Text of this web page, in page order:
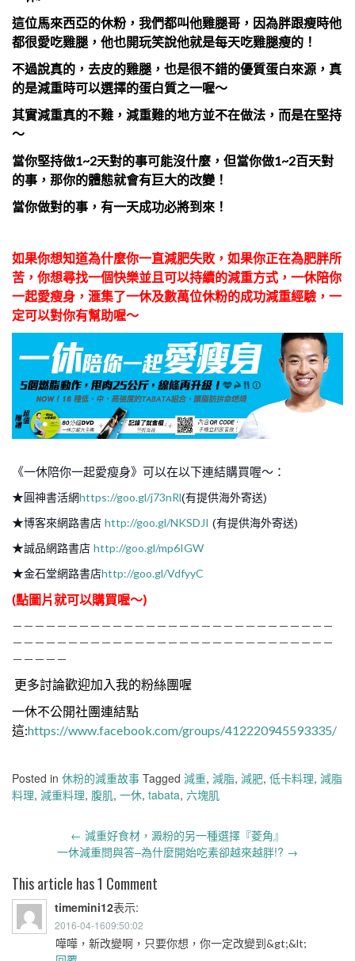
這位馬來西亞的休粉，我們都叫他雞腿哥，因為胖跟瘦時他
都很愛吃雞腿，他也開玩笑說他就是每天吃雞腿瘦的！
不過說真的，去皮的雞腿，也是很不錯的優質蛋白來源，真
的是減重時可以選擇的蛋白質之一喔～
其實減重真的不難，減重難的地方並不在做法，而是在堅持
～
當你堅持做1~2天對的事可能沒什麼，但當你做1~2百天對
的事，那你的體態就會有巨大的改變！
當你做對的事，有一天成功必將到來！
如果你想知道為什麼你一直減肥失敗， 如果你正在為肥胖所
苦，你想尋找一個快樂並且可以持續的減重方式，一休陪你
一起愛瘦身，滙集了一休及數萬位休粉的成功減重經驗，一
定可以對你有幫助喔～
《一休陪你一起愛瘦身》可以在以下連結購買喔～：
★ 圓神書活網https://goo.gl/j73nRl(有提供海外寄送)
★博客來網路書店 http://goo.gl/NKSDJI (有提供海外寄送)
★誠品網路書店 http://goo.gl/mp6IGW
★金石堂網路書店http://goo.gl/VdfyyC
(點圖片就可以購買喔～)
－－－－－－－－－－－－－－－－－－－－－－－－－－－－－
－－－－－－－－－－－－－－－－－－－－－－－－－－－－－
－－－－－
更多討論歡迎加入我的粉絲團喔
一休不公開社團連結點
這:https://www.facebook.com/groups/412220945593335/
Posted in 休粉的減重故事 Tagged 減重, 減脂, 減肥, 低卡料理, 減脂
料理, 減重料理, 腹肌, 一休, tabata, 六塊肌
navigation
← 減重好食材，澱粉的另一種選擇『菱角』
一休減重問與答–為什麼開始吃素卻越來越胖!? →
This article has 1 Comment
timemini12表示:
2016-04-1609:50:02
嘩嘩，新改變啊，只要你想，你一定改變到&gt;&lt;